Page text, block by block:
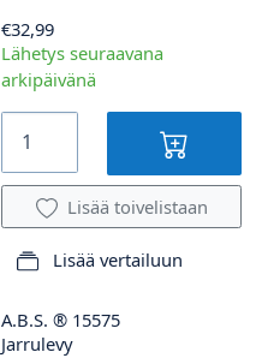
€32,99
Lähetys seuraavana
arkipäivänä
Lisää toivelistaan
Lisää vertailuun
A.B.S. ® 15575
Jarrulevy